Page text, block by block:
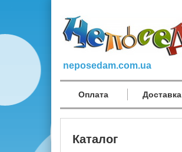
neposedam.com.ua
Оплата Доставка
Каталог